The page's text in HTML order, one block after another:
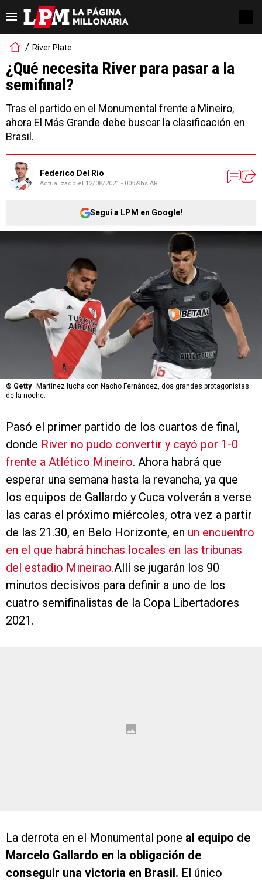
River Plate
¿Qué necesita River para pasar a la
semifinal?
Tras el partido en el Monumental frente a Mineiro,
ahora El Más Grande debe buscar la clasificación en
Brasil.
Federico Del Rio
Actualizado el 12/08/2021 - 00:59hs ART
Seguí a LPM en Google!
© Getty
Martínez lucha con Nacho Fernández, dos grandes protagonistas
de la noche.
Pasó el primer partido de los cuartos de final,
donde River no pudo convertir y cayó por 1-0
frente a Atlético Mineiro. Ahora habrá que
esperar una semana hasta la revancha, ya que
los equipos de Gallardo y Cuca volverán a verse
las caras el próximo miércoles, otra vez a partir
de las 21.30, en Belo Horizonte, en un encuentro
en el que habrá hinchas locales en las tribunas
del estadio Mineirao.Allí se jugarán los 90
minutos decisivos para definir a uno de los
cuatro semifinalistas de la Copa Libertadores
2021.
La derrota en el Monumental pone al equipo de
Marcelo Gallardo en la obligación de
conseguir una victoria en Brasil. El único